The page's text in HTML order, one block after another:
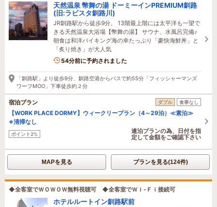
天然温泉 幣舞の湯 ドーミーインPREMIUM釧路
(旧:ラビスタ釧路川)
JR釧路駅から徒歩9分。 13階最上階には太平洋も一望で
きる天然温泉大浴場【幣舞の湯】 サウナ、水風呂完備♪
朝食は和洋バイキング海の幸たっぷり「豪快海鮮丼」と
「炙り焼き」が大人気
1名がこの宿を見ています
54分前に予約されました
「釧路駅」より徒歩9分、釧路空港からバスで約55分「フィッシャーマンズ
ワーフMOO」下車徒歩約２分
宿泊プラン ダブル 食事なし
【WORK PLACE DORMY】ウィークリープラン（4～29泊）≪素泊≫
※清掃なし
ポイント2%
連泊プランの為、日付を指
定して金額をご確認下さい
MAPを見る プランを見る(124件)
◆全客室でＷＯＷＯＷ無料視聴可 ◆全客室でＷｉ-Ｆｉ接続可
ホテルルートイン釧路駅前